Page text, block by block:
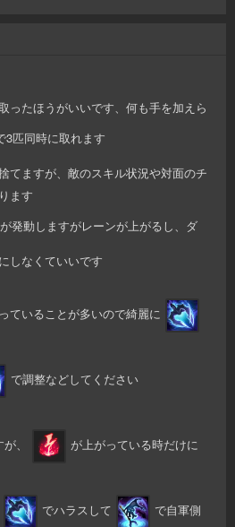
ったほうがいいです、何も手を加えら
3匹同時に取れます
てますが、敵のスキル状況や対面のチ
ます
が発動しますがレーンが上がるし、ダ
しなくていいです
ていることが多いので綺麗に
で調整などしてください
、
が上がっている時だけに
でハラスして で自軍側